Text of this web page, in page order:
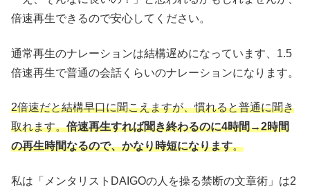
倍速再生できるので安心してください。
通常再生のナレーションは結構遅めになっています、1.5
倍速再生で普通の会話くらいのナレーションになります。
2倍速だと結構早口に聞こえますが、慣れると普通に聞き
取れます。倍速再生すれば聞き終わるのに4時間→2時間
の再生時間なるので、かなり時短になります。
私は「メンタリストDAIGOの人を操る禁断の文章術」は2